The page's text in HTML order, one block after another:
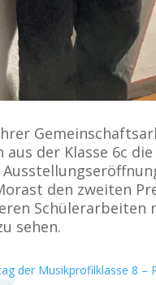
der Klasse 6c
den zweiten
Schülerarbeiten
sehen.
der Musikprofilklasse 8 –